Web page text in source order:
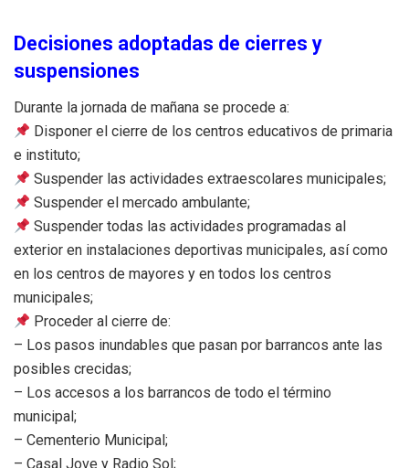
Decisiones adoptadas de cierres y
suspensiones
Durante la jornada de mañana se procede a:
Disponer el cierre de los centros educativos de primaria
e instituto;
Suspender las actividades extraescolares municipales;
Suspender el mercado ambulante;
Suspender todas las actividades programadas al
exterior en instalaciones deportivas municipales, así como
en los centros de mayores y en todos los centros
municipales;
Proceder al cierre de:
– Los pasos inundables que pasan por barrancos ante las
posibles crecidas;
– Los accesos a los barrancos de todo el término
municipal;
– Cementerio Municipal;
– Casal Jove y Radio Sol;